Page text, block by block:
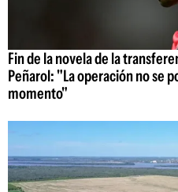
Fin de la novela de la
Peñarol: "La operación no se
momento"